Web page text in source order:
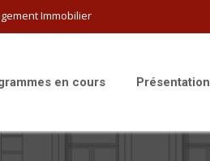
Immobilier
en cours Présentation